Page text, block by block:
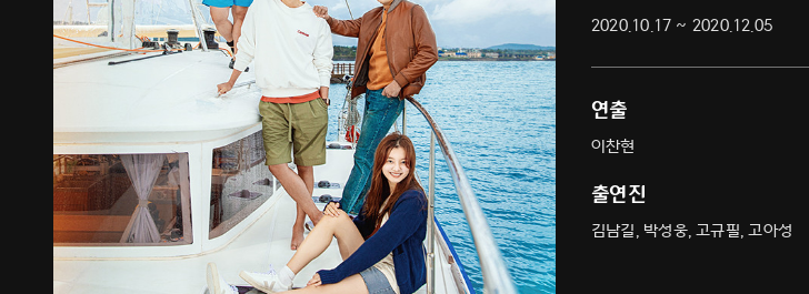
2020.10.17 ~ 2020.12.05
연출
이찬현
출연진
김남길, 박성웅, 고규필, 고아성